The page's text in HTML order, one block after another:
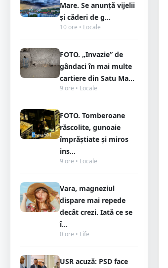
Mare. Se anunță vijelii
și căderi de g...
10 ore • Locale
FOTO. „Invazie” de
gândaci în mai multe
cartiere din Satu Ma...
9 ore • Locale
FOTO. Tomberoane
răscolite, gunoaie
împrăștiate și miros
ins...
9 ore • Locale
Vara, magneziul
dispare mai repede
decât crezi. Iată ce se
î...
0 ore • Life
USR acuză: PSD face